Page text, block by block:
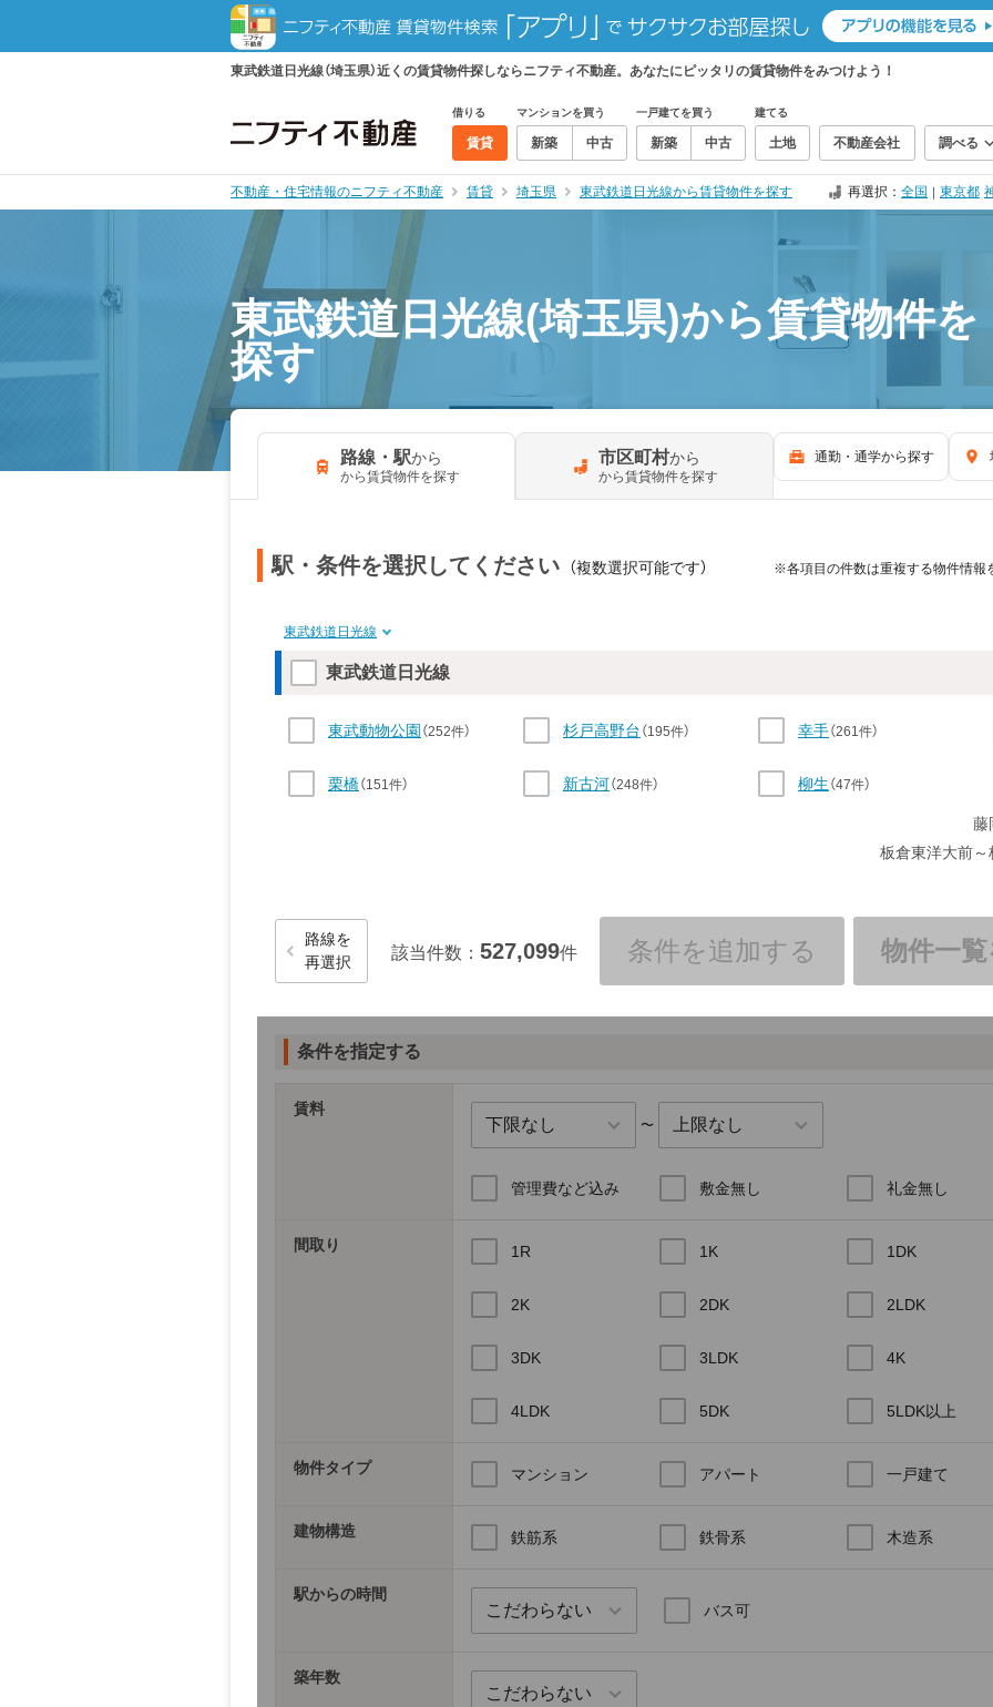
東武鉄道日光線（埼玉県）近くの賃貸物件探しならニフティ不動産。あなたにピッタリの賃貸物件をみつけよう！
借りる
賃貸
マンションを買う
新築 中古
一戸建てを買う
新築 中古
建てる
土地 不動産会社 調べる
不動産・住宅情報のニフティ不動産 賃貸 埼玉県 東武鉄道日光線から賃貸物件を探す 再選択： 全国 ｜ 東京都
東武鉄道日光線(埼玉県)から賃貸物件を
探す
路線・駅から
から賃貸物件を探す
市区町村から
から賃貸物件を探す
通勤・通学から探す
駅・条件を選択してください （複数選択可能です） ※各項目の件数は重複する物件情報
東武鉄道日光線
東武鉄道日光線
東武動物公園 （252件） 杉戸高野台 （195件） 幸手（261件）
栗橋（151件） 新古河（248件） 柳生 （47件）
楡木 （7件） 樅山 （70件） 新鹿沼 （329件）
上今市（12件）
藤
板倉東洋大前
読み込み中…
路線を
再選択
該当件数： 527,099件 条件を追加する 物件一
条件を指定する
賃料
〜
管理費など込み 敷金無し 礼金無し
間取り 1R 1K 1DK
2K 2DK 2LDK
3DK 3LDK 4K
4LDK 5DK 5LDK以上
物件タイプ マンション アパート 一戸建て
建物構造 鉄筋系 鉄骨系 木造系
駅からの時間
バス可
築年数